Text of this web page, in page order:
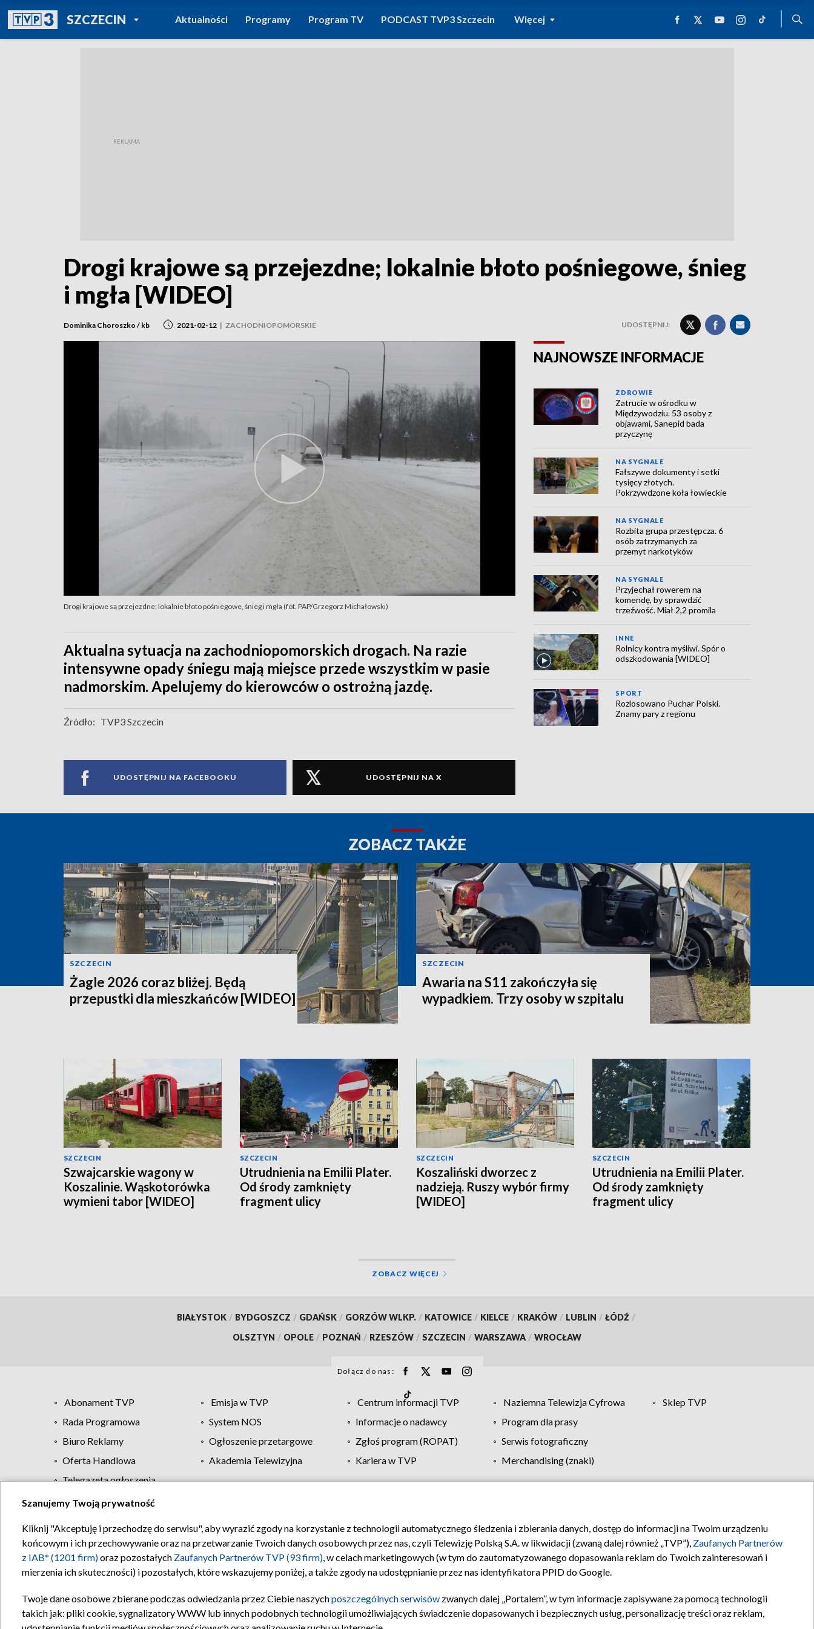
SZCZECINPOWRÓT DO
TVP REGIONY
Aktualności Programy Program TV PODCAST TVP3 Szczecin Więcej
Drogi krajowe są przejezdne; lokalnie błoto pośniegowe, śnieg
i mgła [WIDEO]
Dominika Choroszko / kb 2021-02-12 | ZACHODNIOPOMORSKIE UDOSTĘPNIJ:
Drogi krajowe są przejezdne; lokalnie błoto pośniegowe, śnieg i mgła (fot. PAP/Grzegorz Michałowski)
Aktualna sytuacja na zachodniopomorskich drogach. Na razie
intensywne opady śniegu mają miejsce przede wszystkim w pasie
nadmorskim. Apelujemy do kierowców o ostrożną jazdę.
Źródło: TVP3 Szczecin
UDOSTĘPNIJ NA FACEBOOKU UDOSTĘPNIJ NA X
NAJNOWSZE INFORMACJE
ZDROWIE
Zatrucie w ośrodku w
Międzywodziu. 53 osoby z
objawami, Sanepid bada
przyczynę
NA SYGNALE
Fałszywe dokumenty i setki
tysięcy złotych.
Pokrzywdzone koła łowieckie
NA SYGNALE
Rozbita grupa przestępcza. 6
osób zatrzymanych za
przemyt narkotyków
NA SYGNALE
Przyjechał rowerem na
komendę, by sprawdzić
trzeźwość. Miał 2,2 promila
INNE
Rolnicy kontra myśliwi. Spór o
odszkodowania [WIDEO]
SPORT
Rozlosowano Puchar Polski.
Znamy pary z regionu
ZOBACZ TAKŻE
SZCZECIN
Żagle 2026 coraz bliżej. Będą
przepustki dla mieszkańców [WIDEO]
SZCZECIN
Awaria na S11 zakończyła się
wypadkiem. Trzy osoby w szpitalu
SZCZECIN
Szwajcarskie wagony w
Koszalinie. Wąskotorówka
wymieni tabor [WIDEO]
SZCZECIN
Utrudnienia na Emilii Plater.
Od środy zamknięty
fragment ulicy
SZCZECIN
Koszaliński dworzec z
nadzieją. Ruszy wybór firmy
[WIDEO]
SZCZECIN
Utrudnienia na Emilii Plater.
Od środy zamknięty
fragment ulicy
ZOBACZ WIĘCEJ
BIAŁYSTOK / BYDGOSZCZ / GDAŃSK / GORZÓW WLKP. / KATOWICE / KIELCE / KRAKÓW / LUBLIN / ŁÓDŹ /
OLSZTYN / OPOLE / POZNAŃ / RZESZÓW / SZCZECIN / WARSZAWA / WROCŁAW
Dołącz do nas:
Abonament TVP Emisja w TVP Centrum informacji TVP Naziemna Telewizja Cyfrowa
Sklep TVP
Rada Programowa
System NOS Informacje o nadawcy
Program dla prasy
Biuro Reklamy
Ogłoszenie przetargowe Zgłoś program (ROPAT)
Serwis fotograficzny
Oferta Handlowa
Akademia Telewizyjna Kariera w TVP
Merchandising (znaki)
Telegazeta ogłoszenia
Regulamin TVP Polityka prywatności Moje zgody Pomoc Biuro reklamy Kontakt
Szanujemy Twoją prywatność
Kliknij "Akceptuję i przechodzę do serwisu", aby wyrazić zgody na korzystanie z technologii automatycznego śledzenia i zbierania danych, dostęp do informacji na Twoim urządzeniu
końcowym i ich przechowywanie oraz na przetwarzanie Twoich danych osobowych przez nas, czyli Telewizję Polską S.A. w likwidacji (zwaną dalej również „TVP”), Zaufanych Partnerów
z IAB* (1201 firm)oraz pozostałych Zaufanych Partnerów TVP (93 firm), w celach marketingowych (w tym do zautomatyzowanego dopasowania reklam do Twoich zainteresowań i
mierzenia ich skuteczności) i pozostałych, które wskazujemy poniżej, a także zgody na udostępnianie przez nas identyfikatora PPID do Google.
Twoje dane osobowe zbierane podczas odwiedzania przez Ciebie naszychposzczególnych serwisów zwanych dalej „Portalem”, w tym informacje zapisywane za pomocą technologii
takich jak: pliki cookie, sygnalizatory WWW lub innych podobnych technologii umożliwiających świadczenie dopasowanych i bezpiecznych usług, personalizację treści oraz reklam,